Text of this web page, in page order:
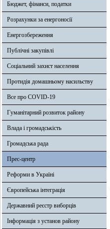
Бюджет, фінанси, податки
Розрахунки за енергоносії
Енергозбереження
Публічні закупівлі
Соціальний захист населення
Протидія домашньому насильству
Все про COVID-19
Гуманітарний розвиток району
Влада і громадськість
Громадська рада
Прес-центр
Реформи в Україні
Європейська інтеграція
Державний реєстр виборців
Інформація з установ району